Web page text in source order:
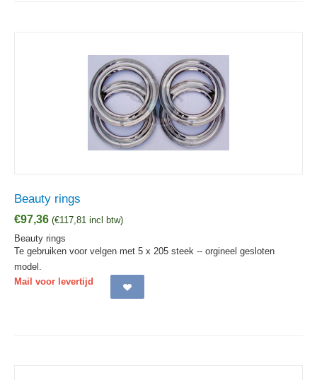
Beauty rings
€97,36 (€117,81 incl btw)
Beauty rings
Te gebruiken voor velgen met 5 x 205 steek -- orgineel gesloten
model.
Mail voor levertijd